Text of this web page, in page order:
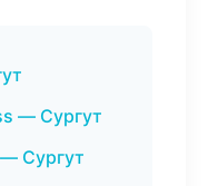
— Сургут
Сургут